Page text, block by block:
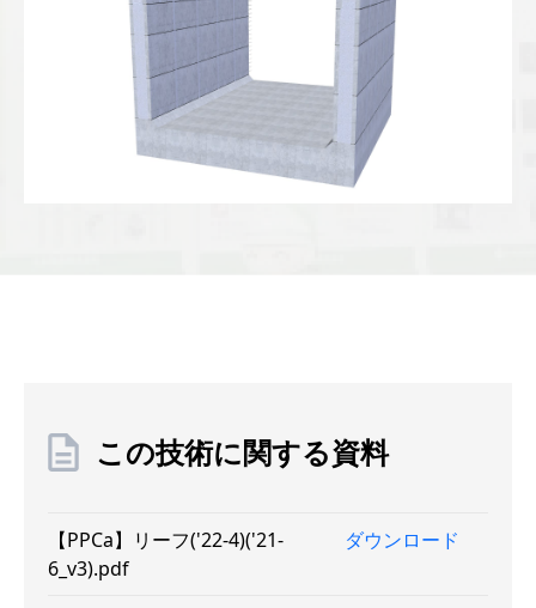
この技術に関する資料
【PPCa】リーフ('22-4)('21-
6_v3).pdf
ダウンロード